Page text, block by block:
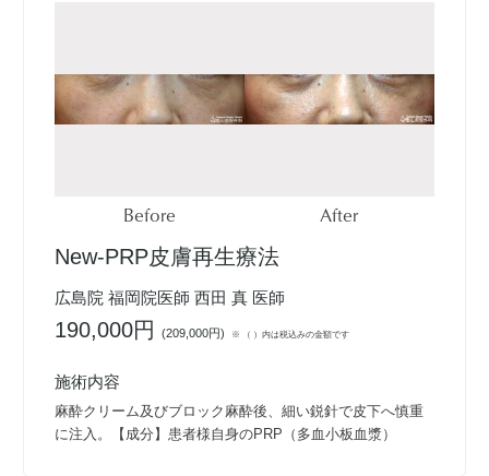
Before After
New-PRP皮膚再生療法
広島院 福岡院医師 西田 真 医師
190,000円(209,000円) ※ （ ）内は税込みの金額です
施術内容
麻酔クリーム及びブロック麻酔後、細い鋭針で皮下へ慎重
に注入。【成分】患者様自身のPRP（多血小板血漿）